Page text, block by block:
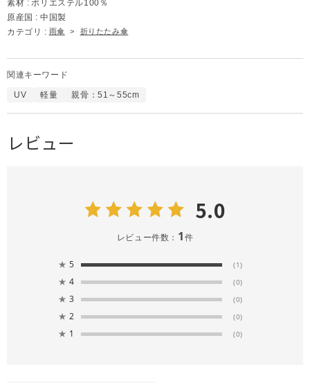
素材 : ポリエステル100％
原産国 : 中国製
カテゴリ : 雨傘 > 折りたたみ傘
関連キーワード
UV 軽量 親骨：51～55cm
レビュー
5.0
レビュー件数： 1件
★ 5 (1)
★ 4 (0)
★ 3 (0)
★ 2 (0)
★ 1 (0)